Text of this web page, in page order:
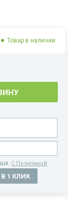
Товар в наличии
С Политикой
1 КЛИК